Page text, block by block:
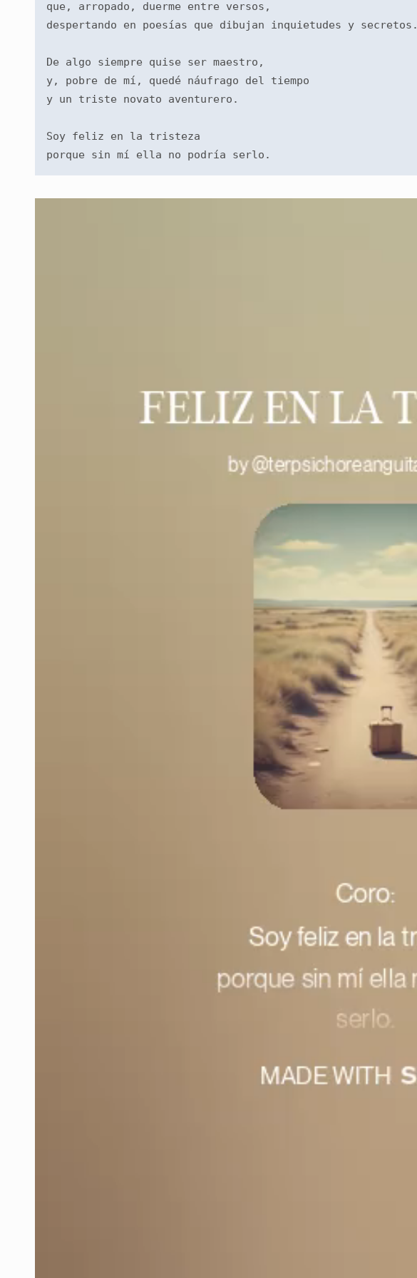
que, arropado, duerme entre versos,
despertando en poesías que dibujan inquietudes y secretos.
De algo siempre quise ser maestro,
y, pobre de mí, quedé náufrago del tiempo
y un triste novato aventurero.
Soy feliz en la tristeza
porque sin mí ella no podría serlo.